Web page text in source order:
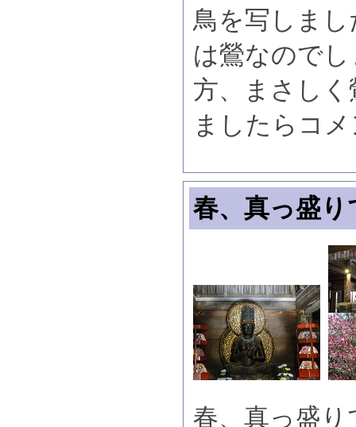
鳥を写しま
は鶯なので
方、まさし
ましたらコ
春、真っ盛り
春、真っ盛り